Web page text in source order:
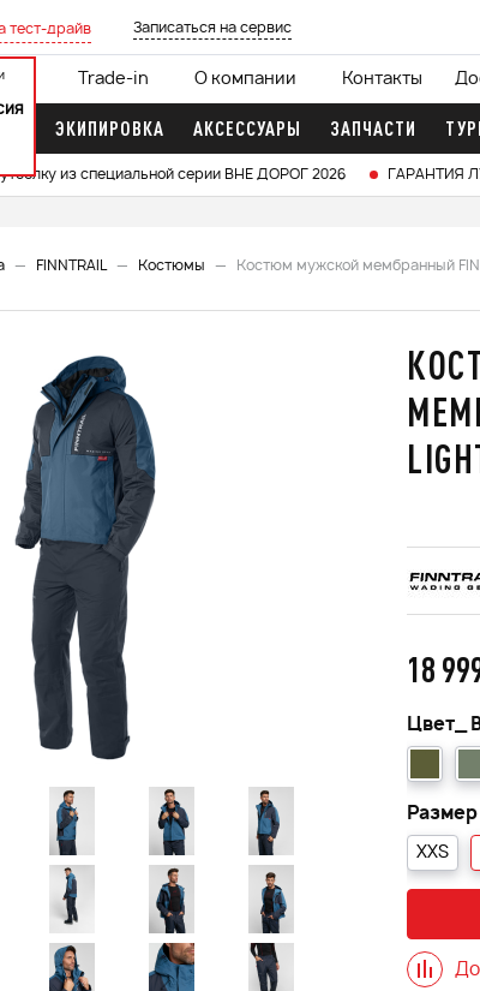
тест-драйв Записаться на сервис
Trade-in О компании Контакты
ЭКИПИРОВКА АКСЕССУАРЫ ЗАПЧАСТИ
из специальной серии ВНЕ ДОРОГ 2026 ГАРАНТИЯ
FINNTRAIL Костюмы Костюм мужской мембранный
18
Цвет_
Размер
XXS